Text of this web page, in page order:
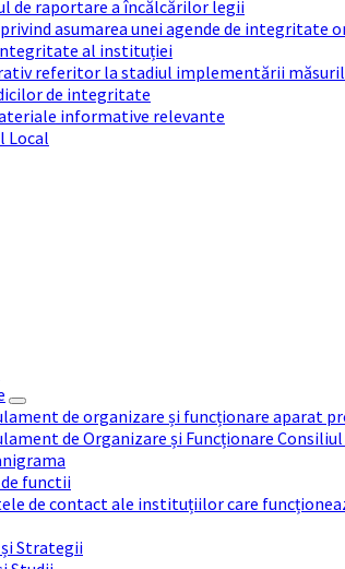
de raportare a încălcărilor legii
asumarea unei agende de integritate
al instituției
referitor la stadiul implementării
de integritate
informative relevante
Local
de organizare și funcționare aparat
de Organizare și Funcționare
functii
de contact ale instituțiilor care
Strategii